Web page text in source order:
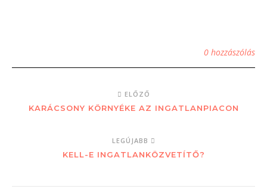
0 hozzászólás
ELŐZŐ
KARÁCSONY KÖRNYÉKE AZ INGATLANPIACON
LEGÚJABB
KELL-E INGATLANKÖZVETÍTŐ?